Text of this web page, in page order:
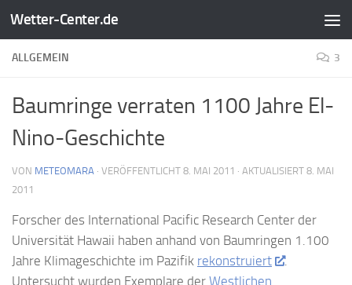
Zum Inhalt springen
Wetter-Center.de
ALLGEMEIN 3
Baumringe verraten 1100 Jahre El-
Nino-Geschichte
VON METEOMARA · VERÖFFENTLICHT 8. MAI 2011 · AKTUALISIERT 8. MAI
2011
Forscher des International Pacific Research Center der
Universität Hawaii haben anhand von Baumringen 1.100
Jahre Klimageschichte im Pazifik rekonstruiert
.
Untersucht wurden Exemplare der Westlichen